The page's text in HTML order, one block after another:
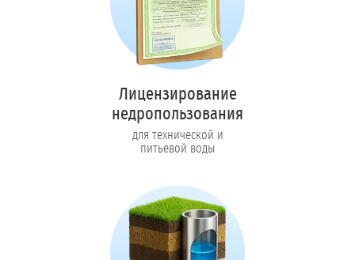
Лицензирование
недропользования
для технической и
питьевой воды